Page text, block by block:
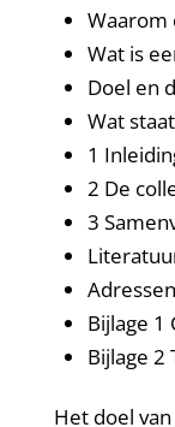
Waarom
Wat is
Doel en
Wat
1
2 De
3
Adressen
Bijlage 1
Bijlage 2
Het doel